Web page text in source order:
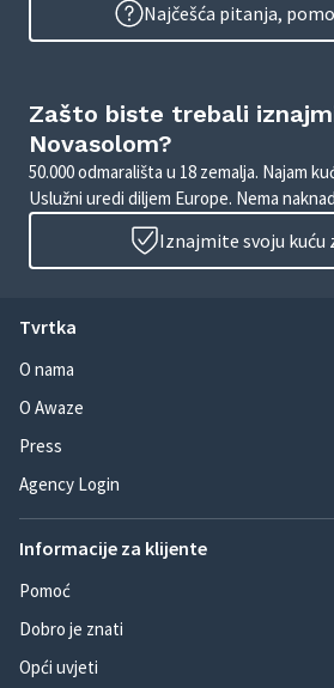
Najčešća pitanja,
Zašto biste trebali
Novasolom?
50.000 odmarališta u 18 zemalja. Najam
Uslužni uredi diljem Europe. Nema
Iznajmite svoju kuću
Tvrtka
O nama
O Awaze
Press
Agency Login
Informacije za klijente
Pomoć
Dobro je znati
Opći uvjeti